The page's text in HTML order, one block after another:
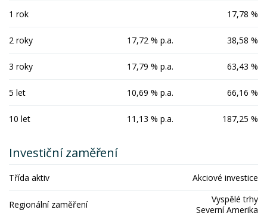
1 rok 17,78 %
2 roky 17,72 % p.a. 38,58 %
3 roky 17,79 % p.a. 63,43 %
5 let 10,69 % p.a. 66,16 %
10 let 11,13 % p.a. 187,25 %
Investiční zaměření
Třída aktiv Akciové investice
Regionální zaměření
Vyspělé trhy
Severní Amerika